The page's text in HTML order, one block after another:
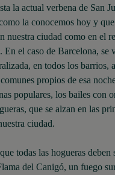
la actual verbena de San
la conocemos hoy y
nuestra ciudad como en el
En el caso de Barcelona, se
en todos los barrios,
propios de esa
populares, los bailes con
que se alzan en las
ciudad.
todas las hogueras deben
del Canigó, un fuego